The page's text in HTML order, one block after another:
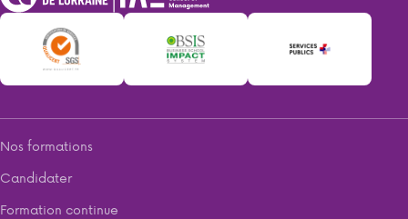
Nos formations
Candidater
Formation continue